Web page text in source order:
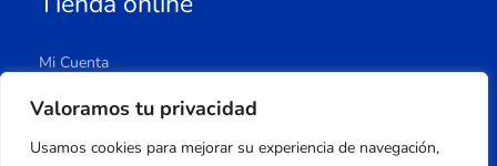
Valoramos tu privacidad
Usamos cookies para mejorar su experiencia de navegación,
Mi Cuenta
Carrito